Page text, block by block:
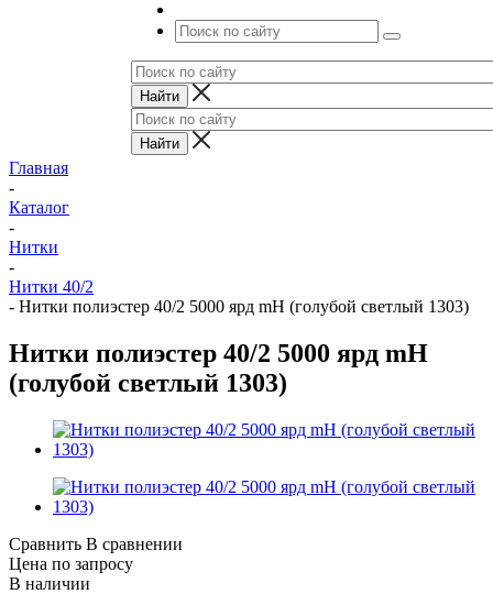
Главная
-
Каталог
-
Нитки
-
Нитки 40/2
- Нитки полиэстер 40/2 5000 ярд mH (голубой светлый 1303)
Нитки полиэстер 40/2 5000 ярд mH
(голубой светлый 1303)
Сравнить В сравнении
Цена по запросу
В наличии